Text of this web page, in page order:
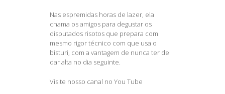
Nas espremidas horas de lazer, ela
chama os amigos para degustar os
disputados risotos que prepara com
mesmo rigor técnico com que usa o
bisturi, com a vantagem de nunca ter de
dar alta no dia seguinte.
Visite nosso canal no You Tube